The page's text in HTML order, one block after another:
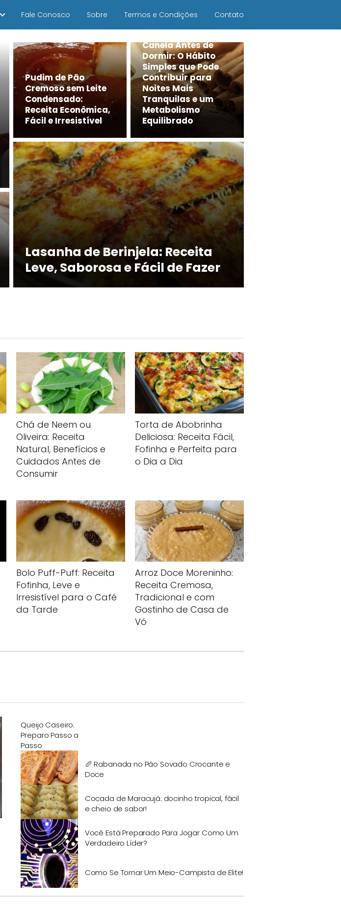
Fale Conosco Sobre Termos e Condições Contato
Pudim de Pão
Cremoso sem Leite
Condensado:
Receita Econômica,
Fácil e Irresistível
Canela Antes de
Dormir: O Hábito
Simples que Pode
Contribuir para
Noites Mais
Tranquilas e um
Metabolismo
Equilibrado
Lasanha de Berinjela: Receita
Leve, Saborosa e Fácil de Fazer
Chá de Neem ou
Oliveira: Receita
Natural, Benefícios e
Cuidados Antes de
Consumir
Torta de Abobrinha
Deliciosa: Receita Fácil,
Fofinha e Perfeita para
o Dia a Dia
Bolo Puff-Puff: Receita
Fofinha, Leve e
Irresistível para o Café
da Tarde
Arroz Doce Moreninho:
Receita Cremosa,
Tradicional e com
Gostinho de Casa de
Vó
Queijo Caseiro:
Preparo Passo a
Passo
🥖 Rabanada no Pão Sovado Crocante e
Doce
Cocada de Maracujá: docinho tropical, fácil
e cheio de sabor!
Você Está Preparado Para Jogar Como Um
Verdadeiro Líder?
Como Se Tornar Um Meio-Campista de Elite!